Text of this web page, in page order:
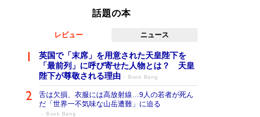
話題の本
レビュー ニュース
英国で「末席」を用意された天皇陛下を
「最前列」に呼び寄せた人物とは？ 天皇
陛下が尊敬される理由
Book Bang
舌は欠損、衣服には高放射線…9人の若者が死ん
だ「世界一不気味な山岳遭難」に迫る
Book Bang